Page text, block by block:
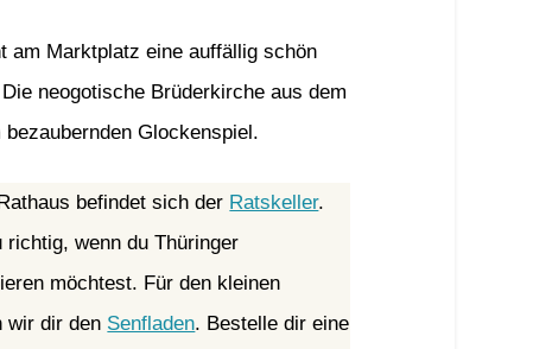
am Marktplatz eine auffällig schön
neogotische Brüderkirche aus dem
Glockenspiel.
befindet sich der Ratskeller.
richtig, wenn du Thüringer
möchtest. Für den kleinen
wir dir den Senfladen. Bestelle dir eine